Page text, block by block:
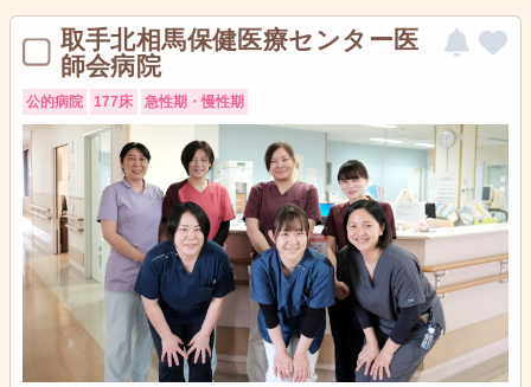
取手北相馬保健医療センター医
師会病院
公的病院 177床 急性期・慢性期